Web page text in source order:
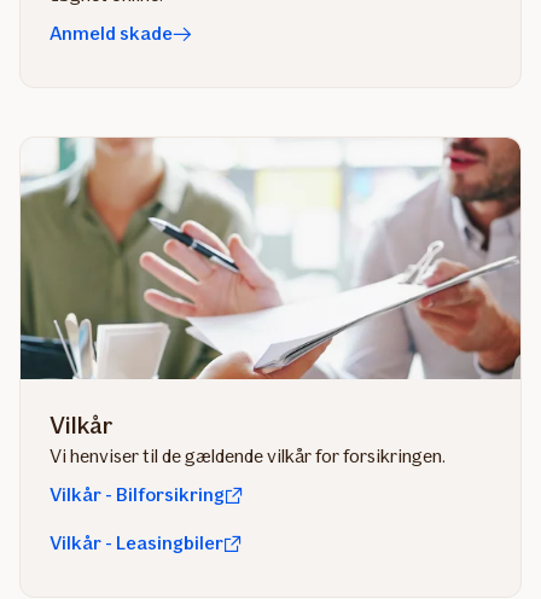
Anmeld skade
Vilkår
Vi henviser til de gældende vilkår for forsikringen.
Vilkår - Bilforsikring
Vilkår - Leasingbiler